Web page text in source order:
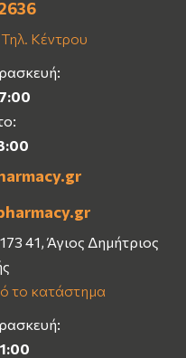
Κέντρου
41, Άγιος Δημήτριος
το κατάστημα